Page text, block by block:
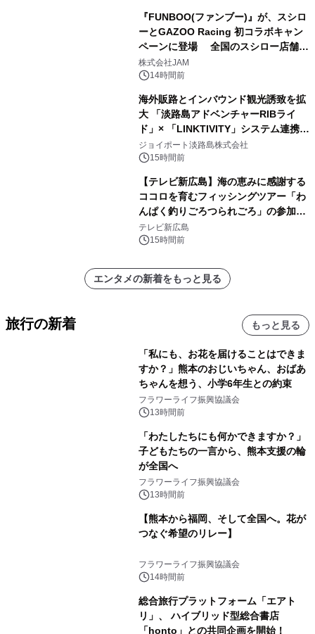
『FUNBOO(ファンブー)』が、スシロ
ーとGAZOO Racing 初コラボキャン
ペーンに登場 全国のスシロー店舗で
GR 4車種の FUNBOO(ミニカー)付き
メニューが展開されます
株式会社JAM
14時間前
海外販路とインバウンド観光誘致を拡
大 「淡路島アドベンチャーRIBライ
ド」× 「LINKTIVITY」システム連携を
開始！
ジョイポート淡路島株式会社
15時間前
【テレビ新広島】海の恵みに感謝する
ココロを育むフィッシングツアー「わ
んぱく釣りごろつられごろ」の参加小
学生を募集
テレビ新広島
15時間前
エンタメの新着をもっと見る
旅行の新着 もっと見る
「私にも、お花を届けることはできま
すか？」熊本のおじいちゃん、おばあ
ちゃんを想う、小学6年生との約束
フラワーライフ振興協議会
13時間前
「わたしたちにも何かできますか？」
子どもたちの一言から、熊本支援の輪
が全国へ
フラワーライフ振興協議会
13時間前
【熊本から福岡、そして全国へ。花が
つなぐ希望のリレー】
フラワーライフ振興協議会
14時間前
総合旅行プラットフォーム「エアト
リ」、 ハイブリッド型総合書店
「honto」との共同企画を開始！